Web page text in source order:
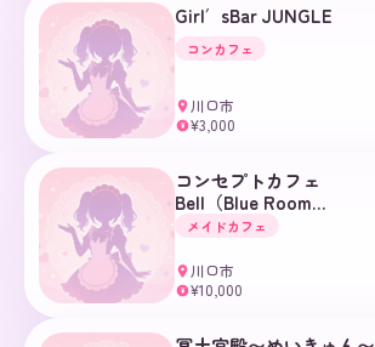
Girl′sBar JUNGLE
コンカフェ
川口市
¥ ¥3,000
コンセプトカフェ
Bell（Blue Room
Group）
メイドカフェ
川口市
¥ ¥10,000